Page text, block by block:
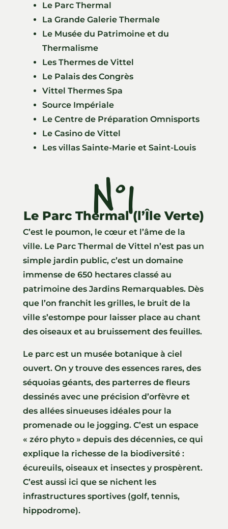
Le Parc Thermal
La Grande Galerie Thermale
Le Musée du Patrimoine et du
Thermalisme
Les Thermes de Vittel
Le Palais des Congrès
Vittel Thermes Spa
Source Impériale
Le Centre de Préparation Omnisports
Le Casino de Vittel
Les villas Sainte-Marie et Saint-Louis
N°1
Le Parc Thermal (l’Île Verte)
C’est le poumon, le cœur et l’âme de la
ville. Le Parc Thermal de Vittel n’est pas un
simple jardin public, c’est un domaine
immense de 650 hectares classé au
patrimoine des Jardins Remarquables. Dès
que l’on franchit les grilles, le bruit de la
ville s’estompe pour laisser place au chant
des oiseaux et au bruissement des feuilles.
Le parc est un musée botanique à ciel
ouvert. On y trouve des essences rares, des
séquoias géants, des parterres de fleurs
dessinés avec une précision d’orfèvre et
des allées sinueuses idéales pour la
promenade ou le jogging. C’est un espace
« zéro phyto » depuis des décennies, ce qui
explique la richesse de la biodiversité :
écureuils, oiseaux et insectes y prospèrent.
C’est aussi ici que se nichent les
infrastructures sportives (golf, tennis,
hippodrome).